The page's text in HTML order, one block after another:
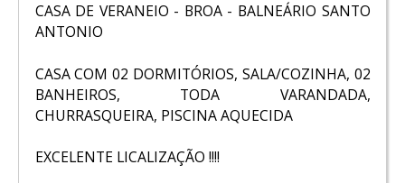
CASA DE VERANEIO - BROA - BALNEÁRIO SANTO
ANTONIO
CASA COM 02 DORMITÓRIOS, SALA/COZINHA, 02
BANHEIROS, TODA VARANDADA,
CHURRASQUEIRA, PISCINA AQUECIDA
EXCELENTE LICALIZAÇÃO !!!!